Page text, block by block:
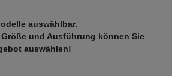
auswählbar.
und Ausführung können Sie
auswählen!